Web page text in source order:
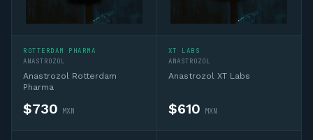
ROTTERDAM PHARMA
ANASTROZOL
Anastrozol Rotterdam
Pharma
$730 MXN
XT LABS
ANASTROZOL
Anastrozol XT Labs
$610 MXN